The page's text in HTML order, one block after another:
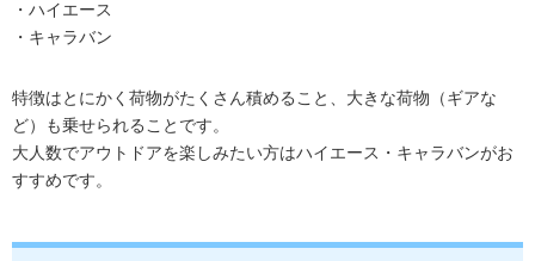
・ハイエース
・キャラバン
特徴はとにかく荷物がたくさん積めること、大きな荷物（ギアな
ど）も乗せられることです。
大人数でアウトドアを楽しみたい方はハイエース・キャラバンがお
すすめです。